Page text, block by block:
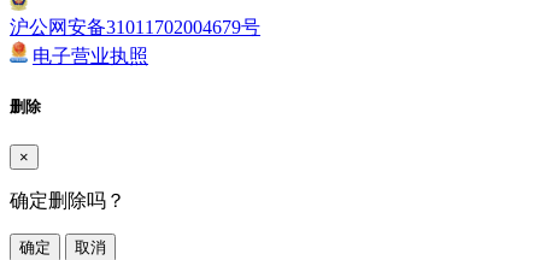
沪公网安备31011702004679号
电子营业执照
删除
×
确定删除吗？
确定 取消